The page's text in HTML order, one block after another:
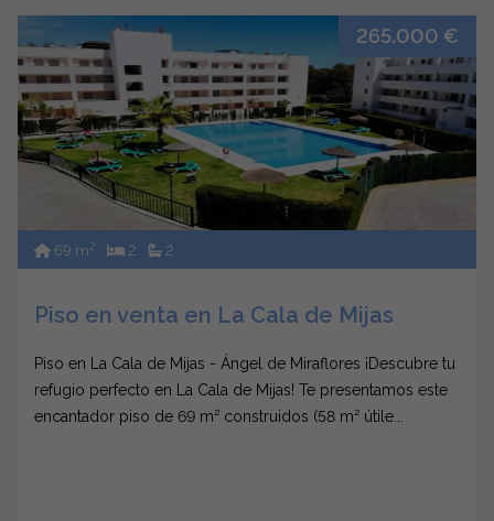
265.000 €
69 m2 2 2
Piso en venta en La Cala de Mijas
Piso en La Cala de Mijas - Ángel de Miraflores ¡Descubre tu
refugio perfecto en La Cala de Mijas! Te presentamos este
encantador piso de 69 m² construidos (58 m² útile...